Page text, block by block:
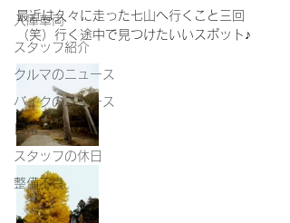
入庫車両
スタッフ紹介
クルマのニュース
バイクのニュース
日常
スタッフの休日
整備不良
最近は久々に走った七山へ行くこと三回
（笑）行く途中で見つけたいいスポット♪